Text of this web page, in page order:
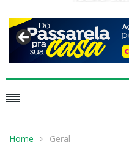
Home Geral